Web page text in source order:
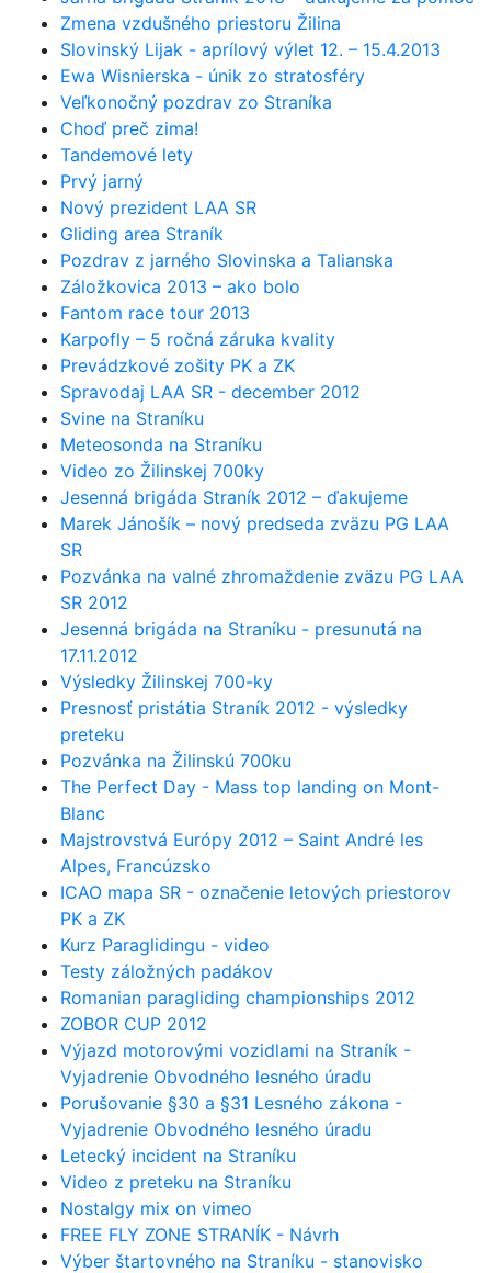
Zmena vzdušného priestoru Žilina
Slovinský Lijak - aprílový výlet 12. – 15.4.2013
Ewa Wisnierska - únik zo stratosféry
Veľkonočný pozdrav zo Straníka
Choď preč zima!
Tandemové lety
Prvý jarný
Nový prezident LAA SR
Gliding area Straník
Pozdrav z jarného Slovinska a Talianska
Záložkovica 2013 – ako bolo
Fantom race tour 2013
Karpofly – 5 ročná záruka kvality
Prevádzkové zošity PK a ZK
Spravodaj LAA SR - december 2012
Svine na Straníku
Meteosonda na Straníku
Video zo Žilinskej 700ky
Jesenná brigáda Straník 2012 – ďakujeme
Marek Jánošík – nový predseda zväzu PG LAA
SR
Pozvánka na valné zhromaždenie zväzu PG LAA
SR 2012
Jesenná brigáda na Straníku - presunutá na
17.11.2012
Výsledky Žilinskej 700-ky
Presnosť pristátia Straník 2012 - výsledky
preteku
Pozvánka na Žilinskú 700ku
The Perfect Day - Mass top landing on Mont-
Blanc
Majstrovstvá Európy 2012 – Saint André les
Alpes, Francúzsko
ICAO mapa SR - označenie letových priestorov
PK a ZK
Kurz Paraglidingu - video
Testy záložných padákov
Romanian paragliding championships 2012
ZOBOR CUP 2012
Výjazd motorovými vozidlami na Straník -
Vyjadrenie Obvodného lesného úradu
Porušovanie §30 a §31 Lesného zákona -
Vyjadrenie Obvodného lesného úradu
Letecký incident na Straníku
Video z preteku na Straníku
Nostalgy mix on vimeo
FREE FLY ZONE STRANÍK - Návrh
Výber štartovného na Straníku - stanovisko